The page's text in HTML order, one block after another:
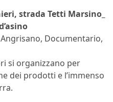
strada Tetti Marsino_
Documentario,
si organizzano per
dei prodotti e l’immenso